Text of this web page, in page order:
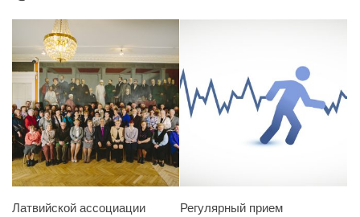
Латвийской ассоциации
Регулярный прием